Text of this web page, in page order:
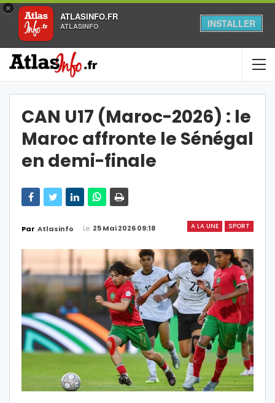
×
ATLASINFO.FR
ATLASINFO INSTALLER
CAN U17 (Maroc-2026) : le
Maroc affronte le Sénégal
en demi-finale
A LA UNE SPORT
Par Atlasinfo Le 25 Mai 2026 09:18